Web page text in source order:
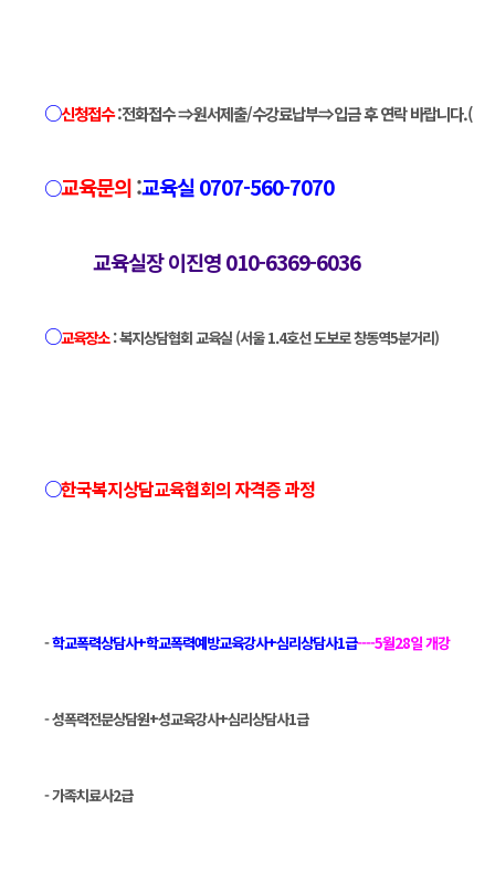
○신청접수:전화접수 ⇒원서제출/수강료납부⇒입금 후 연락 바랍니다.(
○교육문의:교육실 0707-560-7070
교육실장 이진영 010-6369-6036
○교육장소: 복지상담협회 교육실 (서울 1.4호선 도보로 창동역5분거리)
○한국복지상담교육협회의 자격증 과정
-학교폭력상담사+학교폭력예방교육강사+심리상담사1급----5월28일 개강
- 성폭력전문상담원+성교육강사+심리상담사1급
- 가족치료사2급